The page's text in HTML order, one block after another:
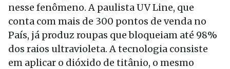
nesse fenômeno. A paulista UV Line, que
conta com mais de 300 pontos de venda no
País, já produz roupas que bloqueiam até 98%
dos raios ultravioleta. A tecnologia consiste
em aplicar o dióxido de titânio, o mesmo